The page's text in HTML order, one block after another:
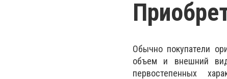
Обычно покупатели
объем и внешний
первостепенных